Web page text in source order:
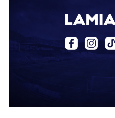
περσινή σεζόν
Στο παρελθόν αγωνίστηκε
κατέγραψε 10 συμμετοχές
επίσης σε Εθνικό και